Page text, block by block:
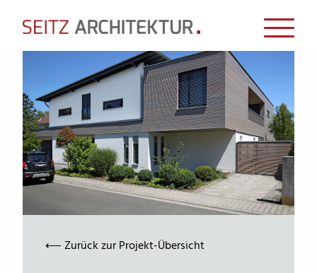
⟵Zurück zur Projekt-Übersicht